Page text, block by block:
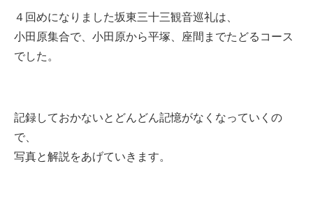
４回めになりました坂東三十三観音巡礼は、
小田原集合で、小田原から平塚、座間までたどるコース
でした。
記録しておかないとどんどん記憶がなくなっていくの
で、
写真と解説をあげていきます。